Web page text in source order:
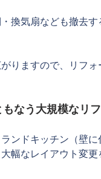
換気扇なども撤去
りますので、リフ
なう大規模なリ
ンドキッチン（壁
幅なレイアウト変